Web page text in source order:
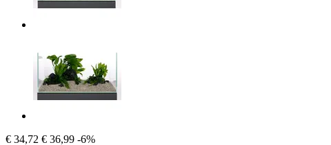
€ 34,72 € 36,99 -6%